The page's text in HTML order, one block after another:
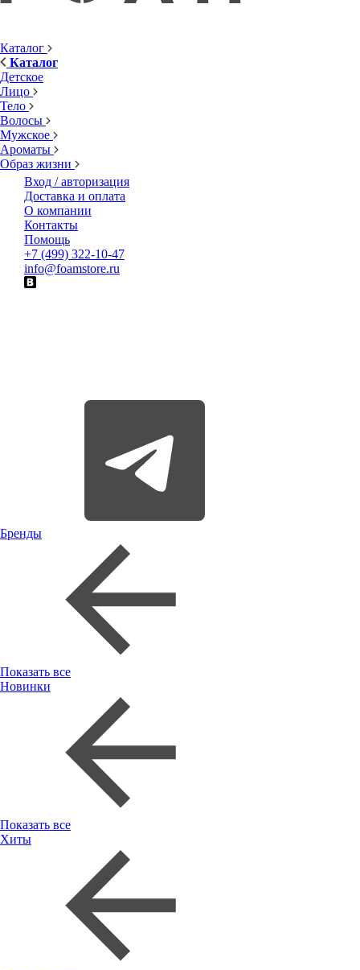
Каталог
Каталог
Детское
Лицо
Тело
Волосы
Мужское
Ароматы
Образ жизни
Вход / авторизация
Доставка и оплата
О компании
Контакты
Помощь
+7 (499) 322-10-47
info@foamstore.ru
Бренды
Показать все
Новинки
Показать все
Хиты